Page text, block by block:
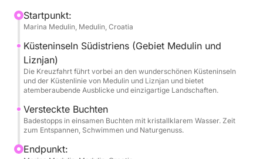
Atmosphäre, während Sie durch kristallklares
Wasser, versteckte Buchten und bezaubernde
Küstenabschnitte gleiten. Verbringen Sie den Tag mit
Schwimmen, Sonnenbaden, der Erkundung einsamer
Strände oder entspannen Sie an Bord und genießen
Sie den atemberaubenden Panoramablick auf das
Die Jeanneau Merry Fisher 895 bietet großzügige
Lounge-Bereiche im Freien, bequeme
Sitzgelegenheiten und ein modernes Interieur für
Startpunkt:
Marina Medulin, Medulin, Croatia
Küsteninseln Südistriens (Gebiet Medulin und
Liznjan)
Die Kreuzfahrt führt vorbei an den wunderschönen Küsteninseln
und der Küstenlinie von Medulin und Liznjan und bietet
atemberaubende Ausblicke und einzigartige Landschaften.
Versteckte Buchten
Badestopps in einsamen Buchten mit kristallklarem Wasser. Zeit
zum Entspannen, Schwimmen und Naturgenuss.
Endpunkt: